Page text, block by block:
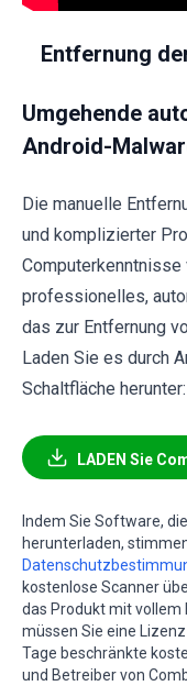
Entfernung
Umgehende
Android-
Die manuelle
und komplizierter
professionelles,
das zur Entfernung
Laden Sie es durch
Schaltfläche herunter:
LADEN Sie
Indem Sie Software,
herunterladen,
kostenlose Scanner
das Produkt mit
müssen Sie eine
Tage beschränkte
und Betreiber von